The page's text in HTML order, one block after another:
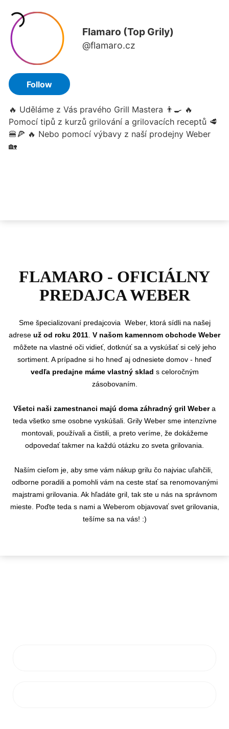
FLAMARO - OFICIÁLNY
PREDAJCA WEBER
Sme špecializovaní predajcovia Weber, ktorá sídli na našej
adrese už od roku 2011 V našom kamennom obchode Weber
môžete na vlastné oči vidieť, dotknúť sa a vyskúšať si celý jeho
sortiment. A prípadne si ho hneď aj odnesiete domov - hneď
vedľa predajne máme vlastný sklad s celoročným
zásobovaním.
Všetci naši zamestnanci majú doma záhradný gril Webera
teda všetko sme osobne vyskúšali. Grily Weber sme intenzívne
montovali, používali a čistili, a preto veríme, že dokážeme
odpovedať takmer na každú otázku zo sveta grilovania.
Naším cieľom je, aby sme vám nákup grilu čo najviac uľahčili,
odborne poradili a pomohli vám na ceste stať sa renomovanými
majstrami grilovania. Ak hľadáte gril, tak ste u nás na správnom
mieste. Poďte teda s nami a Weberom objavovať svet grilovania,
tešíme sa na vás! :)